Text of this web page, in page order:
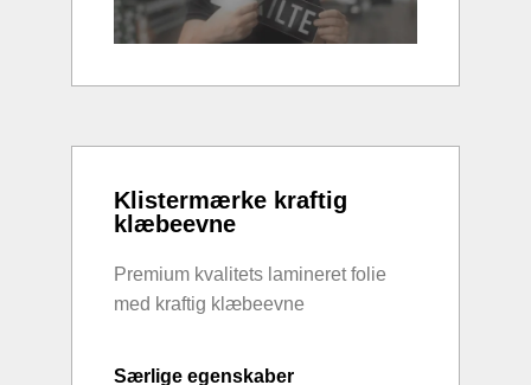
Klistermærke kraftig
klæbeevne
Premium kvalitets lamineret folie
med kraftig klæbeevne
Særlige egenskaber